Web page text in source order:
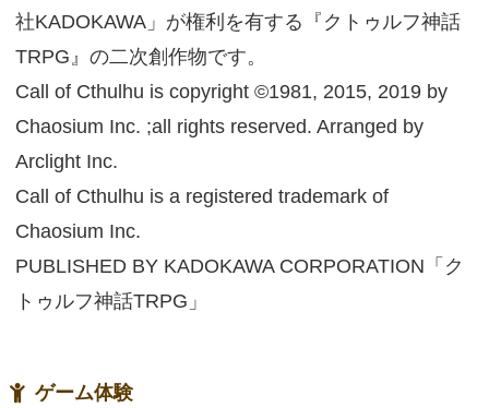
社KADOKAWA」が権利を有する『クトゥルフ神話
TRPG』の二次創作物です。
Call of Cthulhu is copyright ©1981, 2015, 2019 by
Chaosium Inc. ;all rights reserved. Arranged by
Arclight Inc.
Call of Cthulhu is a registered trademark of
Chaosium Inc.
PUBLISHED BY KADOKAWA CORPORATION「ク
トゥルフ神話TRPG」
ゲーム体験